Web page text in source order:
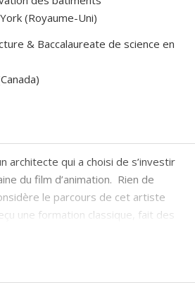
(Royaume-Uni)
& Baccalaureate de science en
architecte qui a choisi de s’investir
du film d’animation. Rien de
le parcours de cet artiste
une formation classique, fait des
sa passion pour le cinéma et le
qui lui permettront de partager ses